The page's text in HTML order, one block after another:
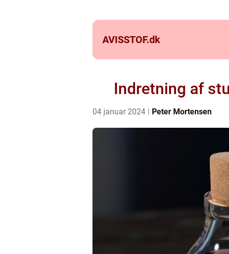
AVISSTOF.dk
Indretning af
04 januar 2024 Peter Mortensen